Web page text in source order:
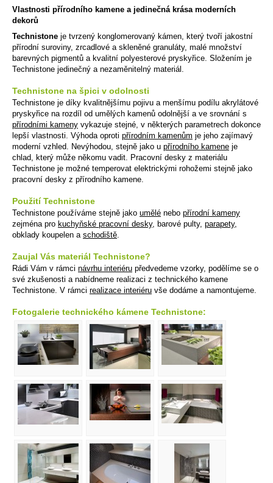
Vlastnosti přírodního kamene a jedinečná krása moderních
dekorů
Technistone je tvrzený konglomerovaný kámen, který tvoří jakostní
přírodní suroviny, zrcadlové a skleněné granuláty, malé množství
barevných pigmentů a kvalitní polyesterové pryskyřice. Složením je
Technistone jedinečný a nezaměnitelný materiál.
Technistone na špici v odolnosti
Technistone je díky kvalitnějšímu pojivu a menšímu podílu akrylátové
pryskyřice na rozdíl od umělých kamenů odolnější a ve srovnání s
přírodními kameny vykazuje stejné, v některých parametrech dokonce
lepší vlastnosti. Výhoda oproti přírodním kamenům je jeho zajímavý
moderní vzhled. Nevýhodou, stejně jako u přírodního kamene je
chlad, který může někomu vadit. Pracovní desky z materiálu
Technistone je možné temperovat elektrickými rohožemi stejně jako
pracovní desky z přírodního kamene.
Použití Technistone
Technistone používáme stejně jako umělé nebo přírodní kameny
zejména pro kuchyňské pracovní desky, barové pulty, parapety,
obklady koupelen a schodiště.
Zaujal Vás materiál Technistone?
Rádi Vám v rámci návrhu interiéru předvedeme vzorky, podělíme se o
své zkušenosti a nabídneme realizaci z technického kamene
Technistone. V rámci realizace interiéru vše dodáme a namontujeme.
Fotogalerie technického kámene Technistone: